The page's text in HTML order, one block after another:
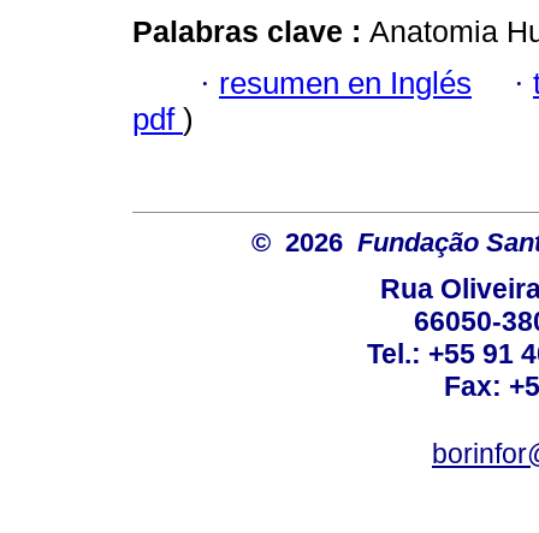
Palabras clave : Anatomia
· resumen en Inglés ·
pdf )
© 2026 Fundação
Rua
66050-
Tel.: +55 91
Fax: